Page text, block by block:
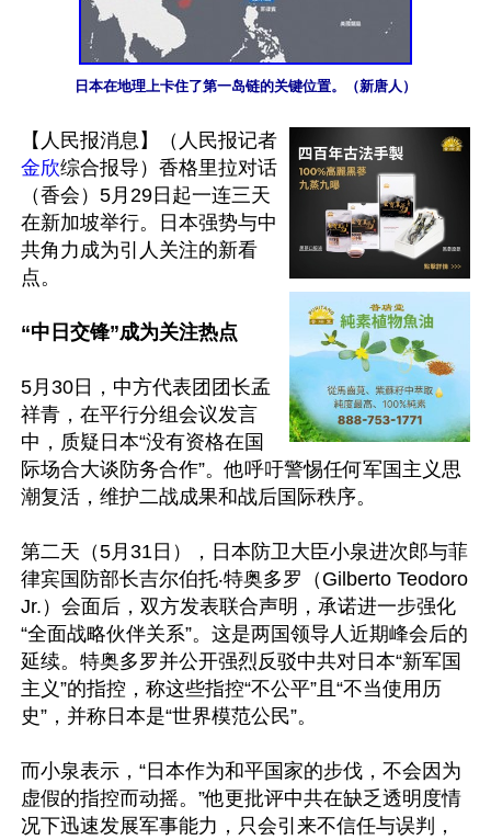
日本在地理上卡住了第一岛链的关键位置。（新唐人）
【人民报消息】（人民报记者
金欣综合报导）香格里拉对话
（香会）5月29日起一连三天
在新加坡举行。日本强势与中
共角力成为引人关注的新看
点。
“中日交锋”成为关注热点
5月30日，中方代表团团长孟
祥青，在平行分组会议发言
中，质疑日本“没有资格在国
际场合大谈防务合作”。他呼吁警惕任何军国主义思
潮复活，维护二战成果和战后国际秩序。
第二天（5月31日），日本防卫大臣小泉进次郎与菲
律宾国防部长吉尔伯托‧特奥多罗（Gilberto Teodoro
Jr.）会面后，双方发表联合声明，承诺进一步强化
“全面战略伙伴关系”。这是两国领导人近期峰会后的
延续。特奥多罗并公开强烈反驳中共对日本“新军国
主义”的指控，称这些指控“不公平”且“不当使用历
史”，并称日本是“世界模范公民”。
而小泉表示，“日本作为和平国家的步伐，不会因为
虚假的指控而动摇。”他更批评中共在缺乏透明度情
况下迅速发展军事能力，只会引来不信任与误判，